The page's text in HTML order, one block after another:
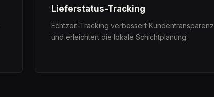
Lieferstatus-Tracking
Echtzeit-Tracking verbessert Kundentransparenz
und erleichtert die lokale Schichtplanung.